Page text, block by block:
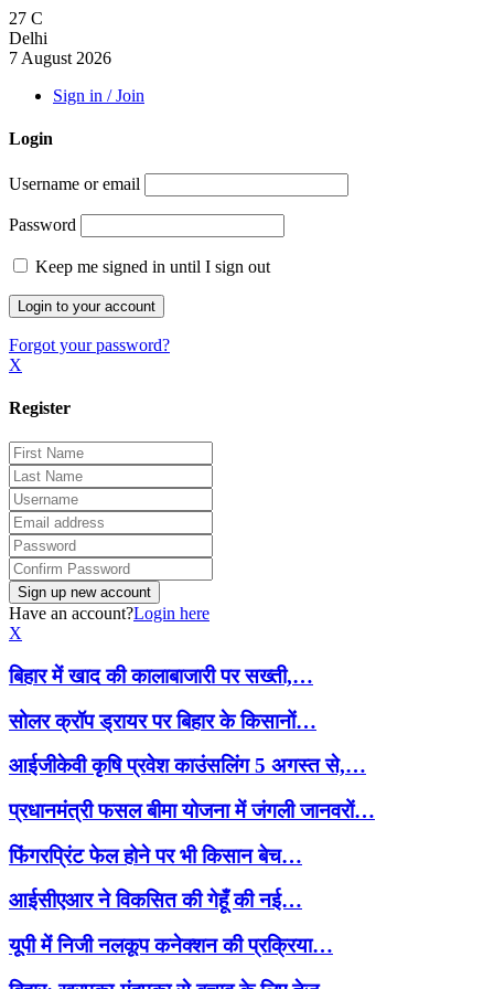
27 C
Delhi
7 August 2026
Sign in / Join
Login
Username or email
Password
Keep me signed in until I sign out
Forgot your password?
X
Register
Have an account?Login here
X
बिहार में खाद की कालाबाजारी पर सख्ती,…
सोलर क्रॉप ड्रायर पर बिहार के किसानों…
आईजीकेवी कृषि प्रवेश काउंसलिंग 5 अगस्त से,…
प्रधानमंत्री फसल बीमा योजना में जंगली जानवरों…
फिंगरप्रिंट फेल होने पर भी किसान बेच…
आईसीएआर ने विकसित की गेहूँ की नई…
यूपी में निजी नलकूप कनेक्शन की प्रक्रिया…